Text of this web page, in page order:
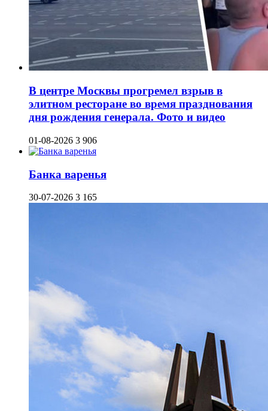
В центре Москвы прогремел взрыв в
элитном ресторане во время празднования
дня рождения генерала. Фото и видео
01-08-2026 3 906
Банка варенья
30-07-2026 3 165